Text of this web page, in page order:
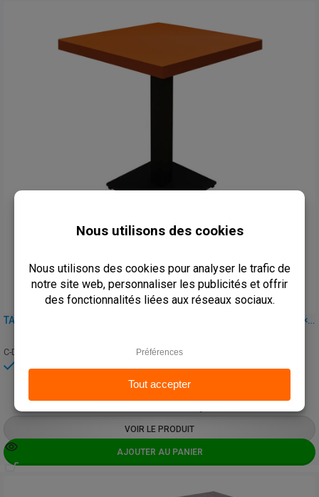
TABLE DE CAFÉ, RESTAURANT ET HORECA – DUBLIN ORANGE – 60×60 CM AVEC PIED
C-DUBLIN-ORANGE-60X60+C-339
En stock
à.p.d.€106,25 €85,00
VOIR LE PRODUIT
AJOUTER AU PANIER